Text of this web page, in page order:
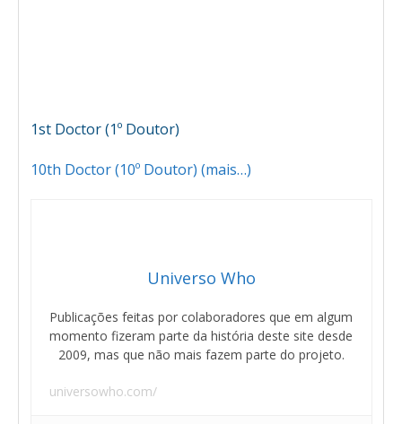
1st Doctor (1º Doutor)
10th Doctor (10º Doutor) (mais…)
Universo Who
Publicações feitas por colaboradores que em algum
momento fizeram parte da história deste site desde
2009, mas que não mais fazem parte do projeto.
universowho.com/